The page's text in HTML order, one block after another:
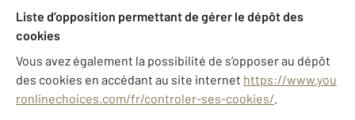
Liste d’opposition permettant de gérer le dépôt des
cookies
Vous avez également la possibilité de s’opposer au dépôt
des cookies en accédant au site internet https://www.you
ronlinechoices.com/fr/controler-ses-cookies/.